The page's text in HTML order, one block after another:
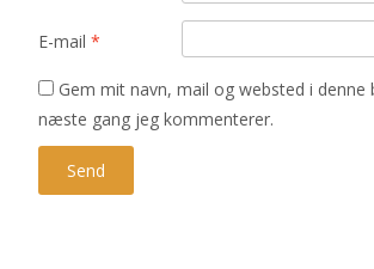
E-mail *
Gem mit navn, mail og websted i denne
næste gang jeg kommenterer.